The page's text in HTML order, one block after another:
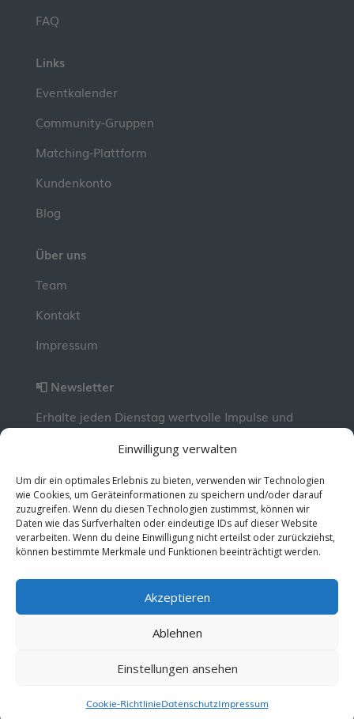
Einwilligung verwalten
Um dir ein optimales Erlebnis zu bieten, verwenden wir Technologien
wie Cookies, um Geräteinformationen zu speichern und/oder darauf
zuzugreifen. Wenn du diesen Technologien zustimmst, können wir
Daten wie das Surfverhalten oder eindeutige IDs auf dieser Website
verarbeiten. Wenn du deine Einwilligung nicht erteilst oder zurückziehst,
können bestimmte Merkmale und Funktionen beeinträchtigt werden.
Akzeptieren
Ablehnen
Einstellungen ansehen
Cookie-RichtlinieDatenschutzImpressum
FAQ
Links
Eventkalender
Community-Gruppen
Matching-Plattform
Kundenkonto
Blog
Über uns
Team
Kontakt
Impressum
📮 Newsletter
Erhalte jeden Dienstag wertvolle Impulse und
kostenlos abonnieren!
© 2026 MentorMe. Alle Rechte vorbehalten.
Datenschutz
AGBs